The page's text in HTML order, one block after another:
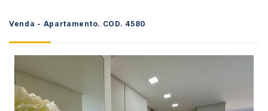
Venda - Apartamento. COD. 4580